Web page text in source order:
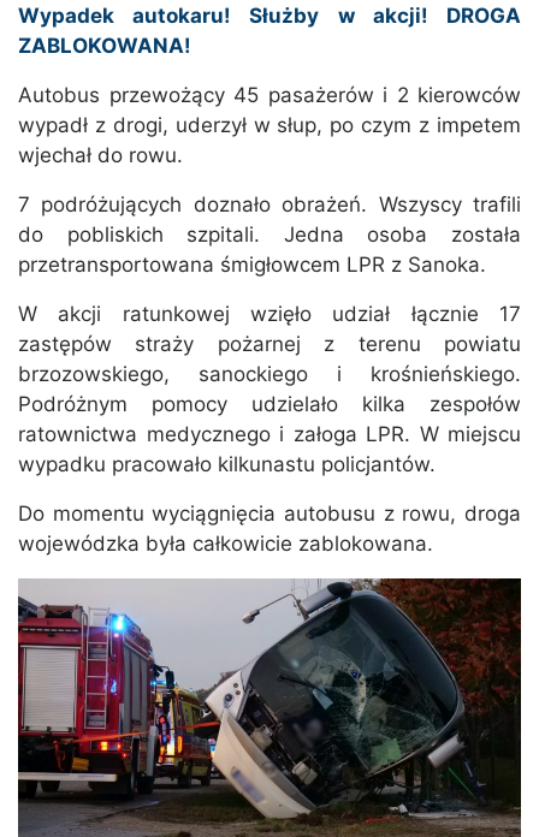
Wypadek autokaru! Służby w akcji! DROGA
ZABLOKOWANA!
Autobus przewożący 45 pasażerów i 2 kierowców
wypadł z drogi, uderzył w słup, po czym z impetem
wjechał do rowu.
7 podróżujących doznało obrażeń. Wszyscy trafili
do pobliskich szpitali. Jedna osoba została
przetransportowana śmigłowcem LPR z Sanoka.
W akcji ratunkowej wzięło udział łącznie 17
zastępów straży pożarnej z terenu powiatu
brzozowskiego, sanockiego i krośnieńskiego.
Podróżnym pomocy udzielało kilka zespołów
ratownictwa medycznego i załoga LPR. W miejscu
wypadku pracowało kilkunastu policjantów.
Do momentu wyciągnięcia autobusu z rowu, droga
wojewódzka była całkowicie zablokowana.